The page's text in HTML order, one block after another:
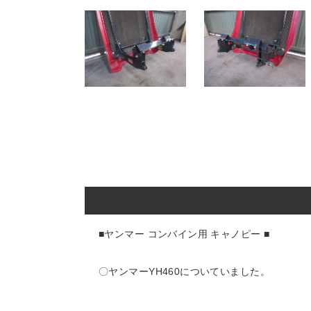
■ヤンマー コンバイン用 キャノピー ■
〇ヤンマーYH460についていました。